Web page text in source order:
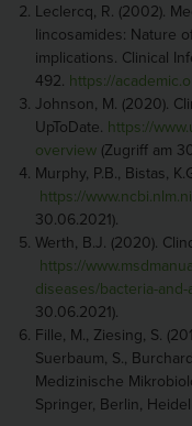
Leclercq, R. (2002).
lincosamides: Nature
implications. Clinical
492. https://
Johnson, M. (2020).
UpToDate. https://
overview (Zugriff am
Murphy, P.B., Bistas,
https://
30.06.2021).
Werth, B.J. (2020).
https://
diseases/bacteria-
30.06.2021).
Fille, M., Ziesing, S.
Suerbaum, S.,
Medizinische
Springer, Berlin,